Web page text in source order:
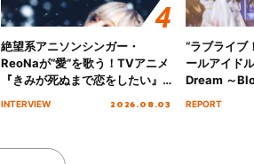
絶望系アニソンシンガー・
ReoNaが“愛”を歌う！TVアニメ
『きみが死ぬまで恋をしたい』
INTERVIEW 2026.08.03
“ラブライブ
ールアイド
Dream ～
REPORT